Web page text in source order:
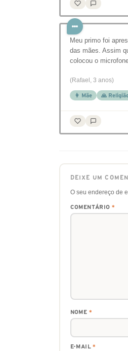
Meu primo foi
das mães. Assim
colocou o
(Rafael, 3 anos)
👩 Mãe 🙏
DEIXE UM
O seu endereço de
COMENTÁRIO *
NOME *
E-MAIL*